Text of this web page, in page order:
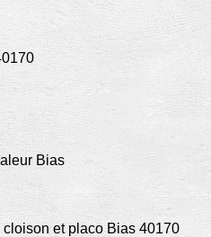
Bias
et placo Bias 40170